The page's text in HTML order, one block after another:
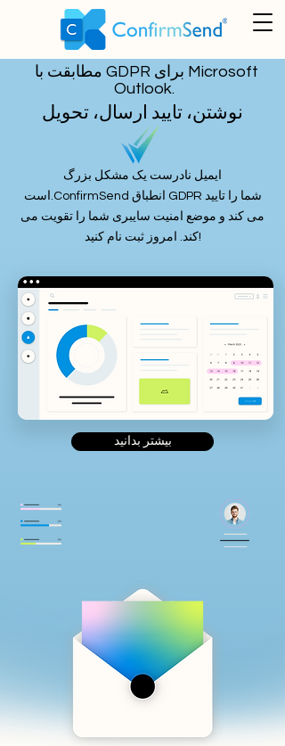
مطابقت با GDPR برای Microsoft
Outlook.
نوشتن، تایید ارسال، تحویل
ایمیل نادرست یک مشکل بزرگ
است.ConfirmSend انطباق GDPR شما را تایید
می کند و موضع امنیت سایبری شما را تقویت می
کند. امروز ثبت نام کنید!
بیشتر بدانید